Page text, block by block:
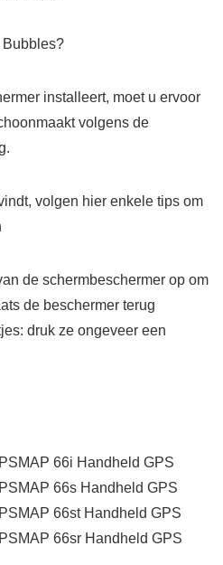
Bubbles?
installeert, moet u ervoor
volgens de
volgen hier enkele tips om
de schermbeschermer op om
de beschermer terug
druk ze ongeveer een
66i Handheld GPS
66s Handheld GPS
66st Handheld GPS
66sr Handheld GPS